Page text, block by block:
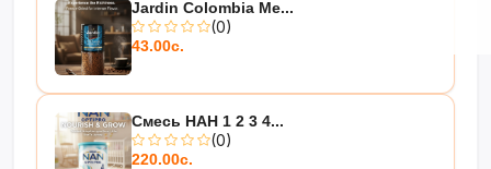
Jardin Colombia Me...
(0)
43.00с.
Смесь НАН 1 2 3 4...
(0)
220.00с.